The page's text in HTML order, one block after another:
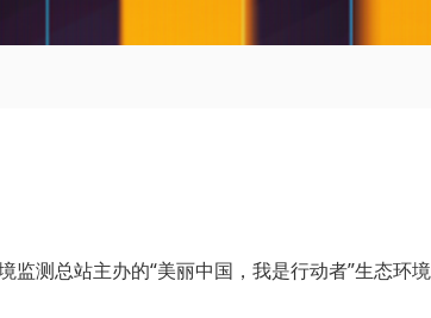
测总站主办的“美丽中国，我是行动者”生态环